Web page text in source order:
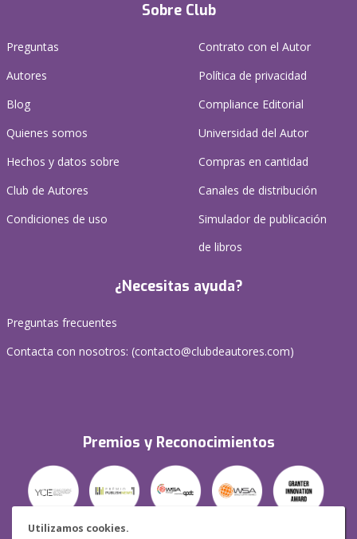
Utilizamos cookies.
Sobre Club
Preguntas
Autores
Blog
Quienes somos
Hechos y datos sobre
Club de Autores
Condiciones de uso
Contrato con el Autor
Política de privacidad
Compliance Editorial
Universidad del Autor
Compras en cantidad
Canales de distribución
Simulador de publicación
de libros
¿Necesitas ayuda?
Preguntas frecuentes
Contacta con nosotros: (contacto@clubdeautores.com)
Premios y Reconocimientos